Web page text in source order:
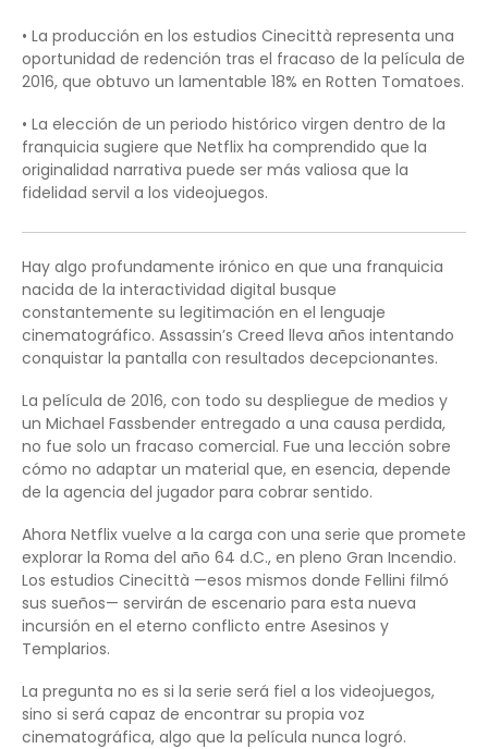
• La producción en los estudios Cinecittà representa una
oportunidad de redención tras el fracaso de la película de
2016, que obtuvo un lamentable 18% en Rotten Tomatoes.
• La elección de un periodo histórico virgen dentro de la
franquicia sugiere que Netflix ha comprendido que la
originalidad narrativa puede ser más valiosa que la
fidelidad servil a los videojuegos.
Hay algo profundamente irónico en que una franquicia
nacida de la interactividad digital busque
constantemente su legitimación en el lenguaje
cinematográfico. Assassin’s Creed lleva años intentando
conquistar la pantalla con resultados decepcionantes.
La película de 2016, con todo su despliegue de medios y
un Michael Fassbender entregado a una causa perdida,
no fue solo un fracaso comercial. Fue una lección sobre
cómo no adaptar un material que, en esencia, depende
de la agencia del jugador para cobrar sentido.
Ahora Netflix vuelve a la carga con una serie que promete
explorar la Roma del año 64 d.C., en pleno Gran Incendio.
Los estudios Cinecittà —esos mismos donde Fellini filmó
sus sueños— servirán de escenario para esta nueva
incursión en el eterno conflicto entre Asesinos y
Templarios.
La pregunta no es si la serie será fiel a los videojuegos,
sino si será capaz de encontrar su propia voz
cinematográfica, algo que la película nunca logró.